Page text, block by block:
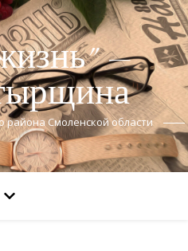
—
района Смоленской области